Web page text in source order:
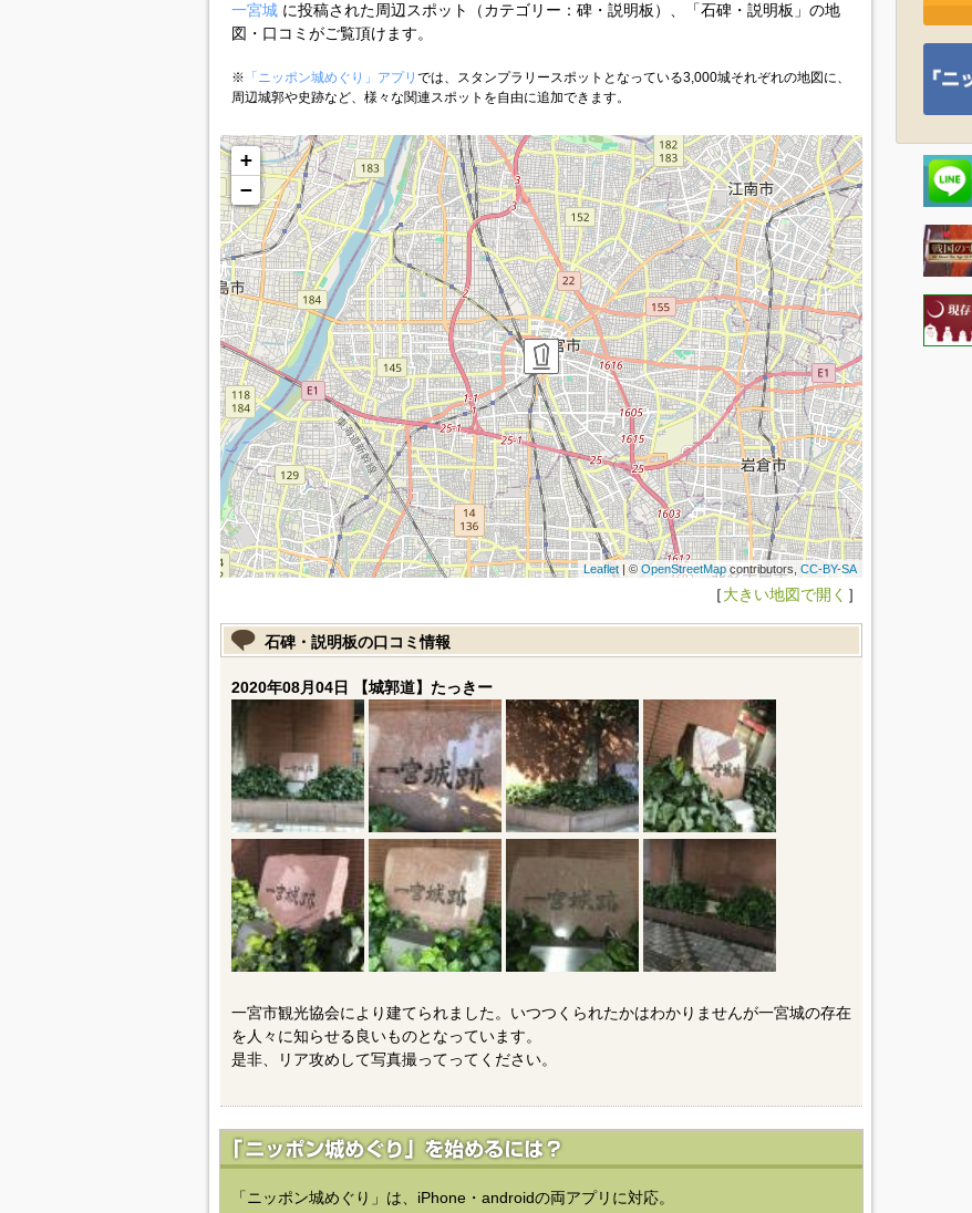
一宮城に投稿された周辺スポット（カテゴリー：碑・説明板）、「石碑・説明板」の地
図・口コミがご覧頂けます。
※ 「ニッポン城めぐり」アプリ では、スタンプラリースポットとなっている3,000城それぞれの地図に、
周辺城郭や史跡など、様々な関連スポットを自由に追加できます。
+
−
Leaflet| © OpenStreetMapcontributors, CC-BY-SA
［大きい地図で開く ］
石碑・説明板の口コミ情報
2020年08月04日 【城郭道】たっきー
一宮市観光協会により建てられました。いつつくられたかはわかりませんが一宮城の存在
を人々に知らせる良いものとなっています。
是非、リア攻めして写真撮ってってください。
「ニッポン城めぐり」は、iPhone・androidの両アプリに対応。